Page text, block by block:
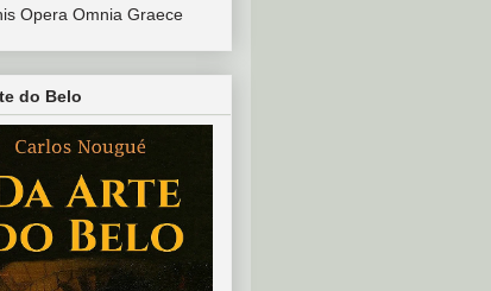
Opera Omnia Graece
do Belo